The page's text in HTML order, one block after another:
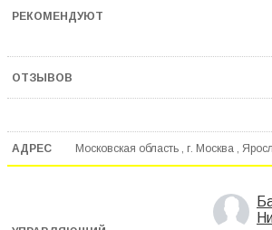
Московская область , г. Москва ,